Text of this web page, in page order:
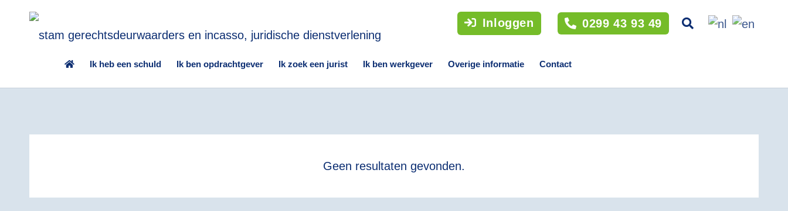
Inloggen 0299 43 93 49
Ik heb een schuld Ik ben opdrachtgever Ik zoek een jurist Ik ben werkgever Overige informatie Contact
Geen resultaten gevonden.